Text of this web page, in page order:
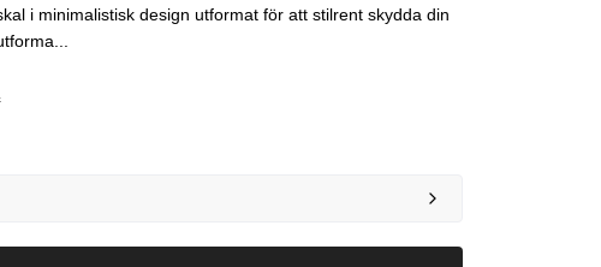
i minimalistisk design utformat för att stilrent skydda din